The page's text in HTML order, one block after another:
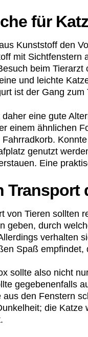
für
Kunststoff den
mit
beim
und leichte
ist der Gang
eine gute
einem ähnlichen
genutzt
Eine
Transport
von Tieren sollten
geben, durch
verhalten
Spaß
sollte also nicht
gegebenenfalls
den Fenstern
die